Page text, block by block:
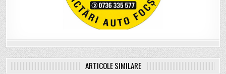
ARTICOLE SIMILARE